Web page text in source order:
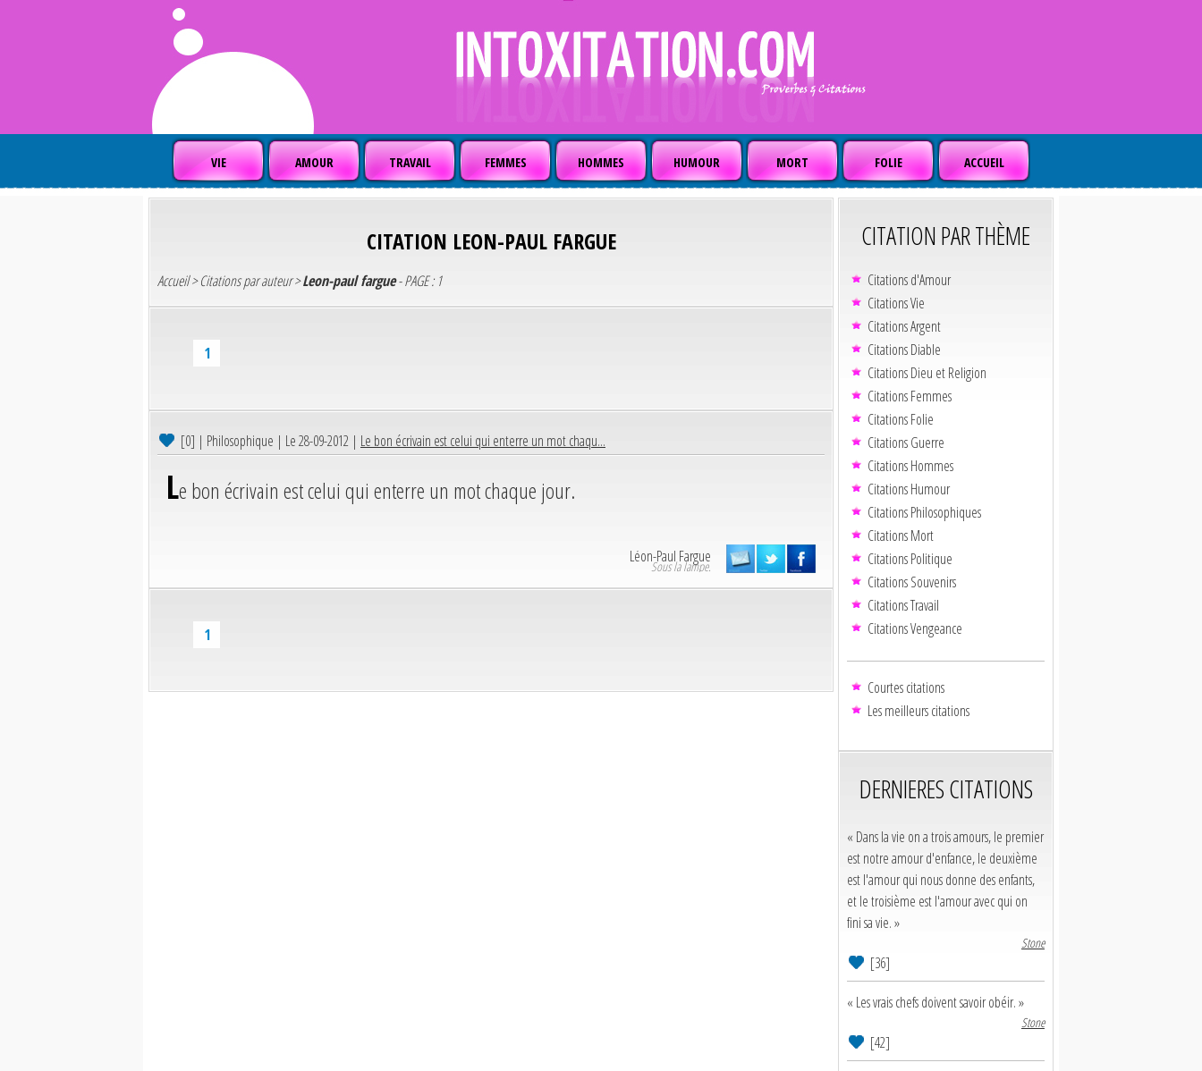
VIE AMOUR TRAVAIL FEMMES HOMMES HUMOUR MORT FOLIE ACCUEIL
CITATION LEON-PAUL FARGUE
Accueil>Citations par auteur>Leon-paul fargue- PAGE : 1
1
[0] | Philosophique | Le 28-09-2012 | Le bon écrivain est celui qui enterre un mot chaqu...
Le bon écrivain est celui qui enterre un mot chaque jour.
Léon-Paul Fargue
Sous la lampe.
1
CITATION PAR THÈME
Citations d'Amour
Citations Vie
Citations Argent
Citations Diable
Citations Dieu et Religion
Citations Femmes
Citations Folie
Citations Guerre
Citations Hommes
Citations Humour
Citations Philosophiques
Citations Mort
Citations Politique
Citations Souvenirs
Citations Travail
Citations Vengeance
Courtes citations
Les meilleurs citations
DERNIERES CITATIONS
« Dans la vie on a trois amours, le premier
est notre amour d'enfance, le deuxième
est l'amour qui nous donne des enfants,
et le troisième est l'amour avec qui on
fini sa vie. »
Stone
[36]
« Les vrais chefs doivent savoir obéir. »
Stone
[42]